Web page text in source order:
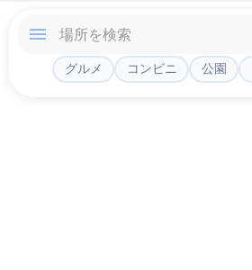
グルメ コンビニ 公園